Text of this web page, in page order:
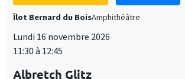
Îlot Bernard du Bois
Amphithéâtre
Lundi 16 novembre 2026
11:30 à 12:45
Albretch Glitz
Ce site utilise des cookies et des services tiers